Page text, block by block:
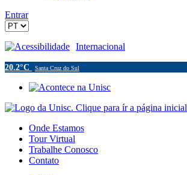
Entrar
Acessibilidade Internacional
20.2°C Santa Cruz do Sul
Onde Estamos
Tour Virtual
Trabalhe Conosco
Contato